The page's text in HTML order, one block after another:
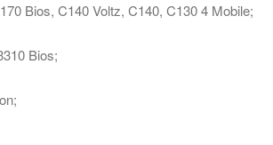
Bios, C140 Voltz, C140, C130 4 Mobile;
Bios;